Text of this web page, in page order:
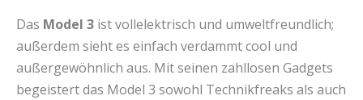
Das Model 3 ist vollelektrisch und umweltfreundlich;
außerdem sieht es einfach verdammt cool und
außergewöhnlich aus. Mit seinen zahllosen Gadgets
begeistert das Model 3 sowohl Technikfreaks als auch